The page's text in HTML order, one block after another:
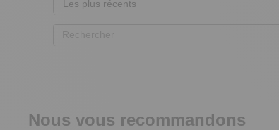
Nous vous recommandons